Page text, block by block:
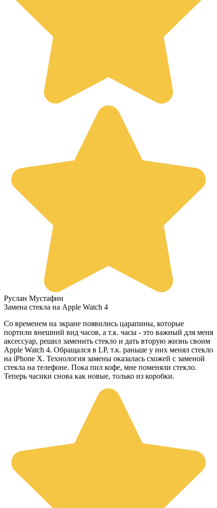
Руслан Мустафин
Замена стекла на Apple Watch 4
Со временем на экране появились царапины, которые
портили внешний вид часов, а т.к. часы - это важный для меня
аксессуар, решил заменить стекло и дать вторую жизнь своим
Apple Watch 4. Обращался в LP, т.к. раньше у них менял стекло
на iPhone X. Технология замены оказалась схожей с заменой
стекла на телефоне. Пока пил кофе, мне поменяли стекло.
Теперь часики снова как новые, только из коробки.